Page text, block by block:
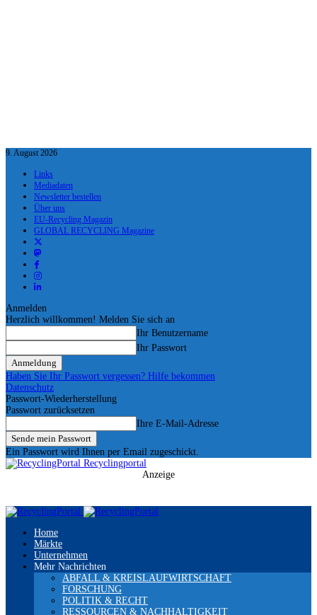
9. August 2026
Links
Mediadaten
Newsletter bestellen
Über uns
EU-Recycling Magazin
GLOBAL RECYCLING Magazine
Anmelden
Herzlich willkommen! Melden Sie sich an
Ihr Benutzername
Ihr Passwort
Haben Sie Ihr Passwort vergessen? Hilfe bekommen
Datenschutz
Passwort-Wiederherstellung
Passwort zurücksetzen
Ihre E-Mail-Adresse
Ein Passwort wird Ihnen per Email zugeschickt.
Recyclingportal
Anzeige
Home
Märkte
Unternehmen
Mehr Nachrichten
ABFALL & KREISLAUFWIRTSCHAFT
FORSCHUNG
POLITIK & RECHT
RESSOURCEN & NACHHALTIGKEIT